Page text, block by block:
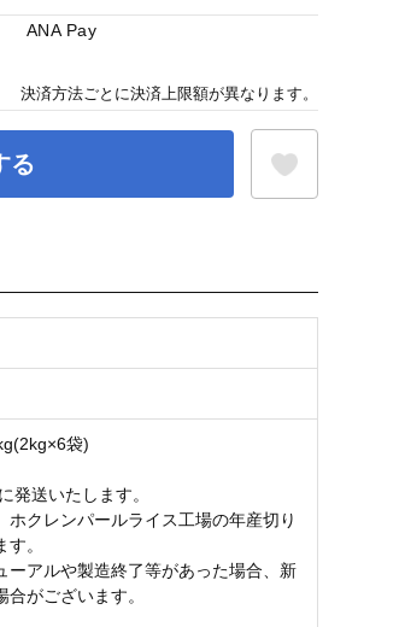
る
袋)
発送いたします。
クレンパールライス工場の年産切り
。
アルや製造終了等があった場合、新
がございます。
ANA Pay
決済方法ごとに決済上限額が異なります。